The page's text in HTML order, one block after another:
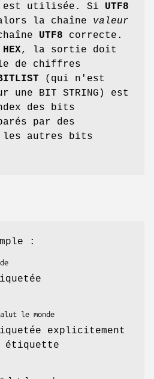
est utilisée. Si UTF8
la chaîne valeur
UTF8 correcte.
HEX, la sortie doit
de chiffres
(qui n'est
une BIT STRING) est
des bits
par des
autres bits
:
explicitement